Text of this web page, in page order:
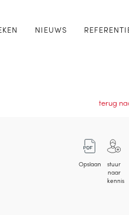
NIEUWS
terug
Opslaan
stuur
naar
kennis